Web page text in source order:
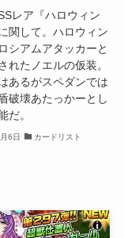
レア『ハロウィン
関して。ハロウィン
シアムアタッカーと
れたノエルの仮装。
あるがスペダンでは
破壊あたっかーとし
だ。
6日 カードリスト